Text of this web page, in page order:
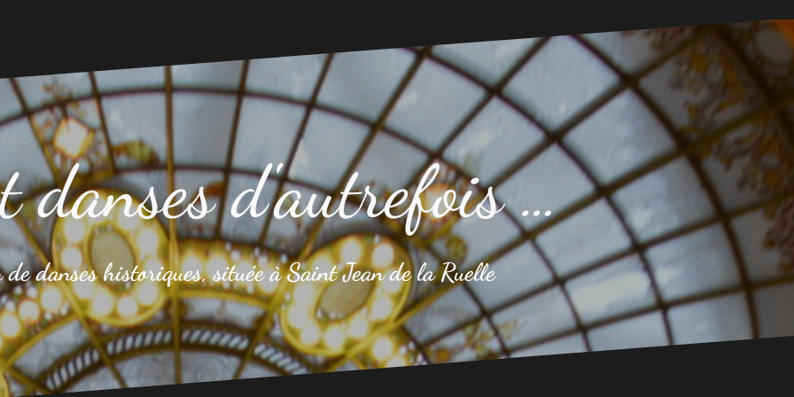
danses d'autrefois …
de danses historiques, située à Saint Jean de la Ruelle